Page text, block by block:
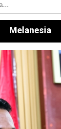
Melanesia